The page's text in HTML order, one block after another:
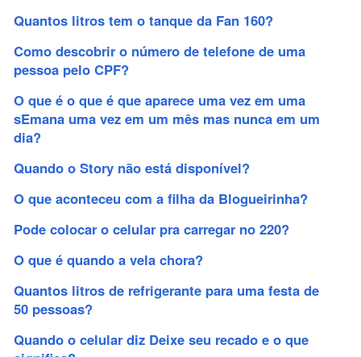
Quantos litros tem o tanque da Fan 160?
Como descobrir o número de telefone de uma
pessoa pelo CPF?
O que é o que é que aparece uma vez em uma
sEmana uma vez em um mês mas nunca em um
dia?
Quando o Story não está disponível?
O que aconteceu com a filha da Blogueirinha?
Pode colocar o celular pra carregar no 220?
O que é quando a vela chora?
Quantos litros de refrigerante para uma festa de
50 pessoas?
Quando o celular diz Deixe seu recado e o que